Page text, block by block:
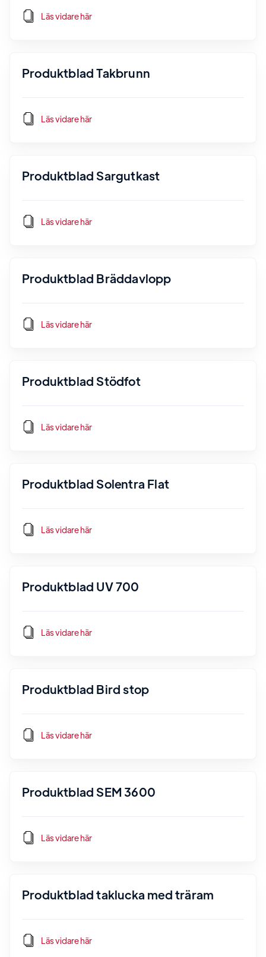
Läs vidare här
Produktblad Takbrunn
Läs vidare här
Produktblad Sargutkast
Läs vidare här
Produktblad Bräddavlopp
Läs vidare här
Produktblad Stödfot
Läs vidare här
Produktblad Solentra Flat
Läs vidare här
Produktblad UV 700
Läs vidare här
Produktblad Bird stop
Läs vidare här
Produktblad SEM 3600
Läs vidare här
Produktblad taklucka med träram
Läs vidare här